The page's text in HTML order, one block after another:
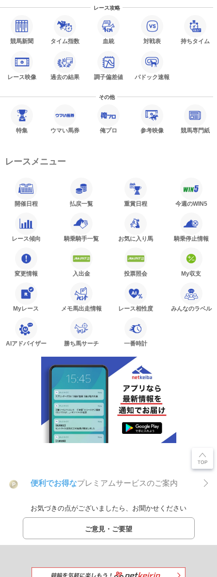
レース攻略
競馬新聞 タイム指数 血統 対戦表 持ちタイム
レース映像 過去の結果 調子偏差値 パドック速報
その他
特集 ウマい馬券 俺プロ 参考映像 競馬専門紙
レースメニュー
開催日程 払戻一覧 重賞日程 今週のWIN5
レース傾向 騎乗騎手一覧 お気に入り馬 騎乗停止情報
変更情報 入出金 投票照会 My収支
Myレース メモ馬出走情報 レース相性度 みんなのラベル
AIアドバイザー 勝ち馬サーチ 一番時計
P 便利でお得なプレミアムサービスのご案内
お気づきの点がございましたら、お聞かせください
ご意見・ご要望